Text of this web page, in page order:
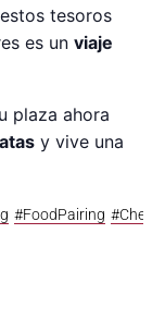
tesoros
es un viaje
plaza ahora
y vive una
#FoodPairing